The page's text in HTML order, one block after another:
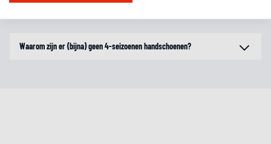
Hoe weet ik welke maat handschoenen ik moet hebben?
Waarom zijn er (bijna) geen 4-seizoenen handschoenen?